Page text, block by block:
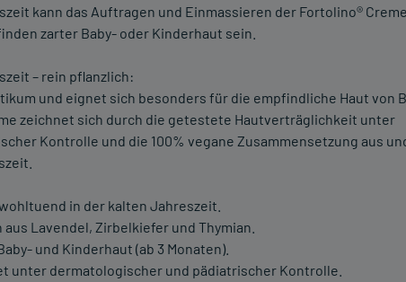
kann das Auftragen und Einmassieren der Fortolino®
zarter Baby- oder Kinderhaut sein.
– rein pflanzlich:
und eignet sich besonders für die empfindliche Haut von
zeichnet sich durch die getestete Hautverträglichkeit unter
Kontrolle und die 100% vegane Zusammensetzung aus
in der kalten Jahreszeit.
Lavendel, Zirbelkiefer und Thymian.
und Kinderhaut (ab 3 Monaten).
unter dermatologischer und pädiatrischer Kontrolle.